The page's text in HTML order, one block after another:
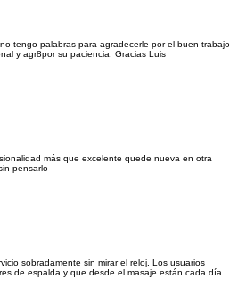
tengo palabras para agradecerle por el buen trabajo
y agr8por su paciencia. Gracias Luis
más que excelente quede nueva en otra
pensarlo
sobradamente sin mirar el reloj. Los usuarios
de espalda y que desde el masaje están cada día